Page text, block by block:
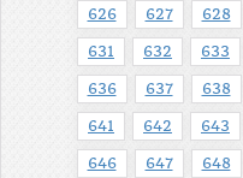
626 627 628
631 632 633
636 637 638
641 642 643
646 647 648